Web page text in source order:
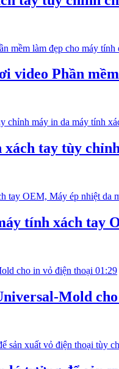
video Phần
tay tùy
tính xách tay
01:29
Mold